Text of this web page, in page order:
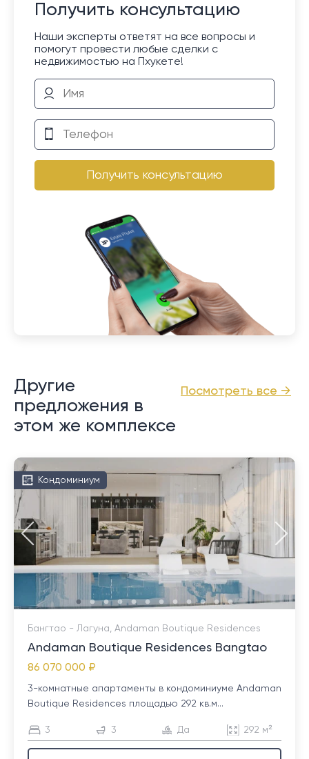
Получить консультацию
Наши эксперты ответят на все вопросы и
помогут провести любые сделки с
недвижимостью на Пхукете!
Получить консультацию
Посмотреть все →
Другие
предложения в
этом же комплексе
Кондоминиум
Бангтао - Лагуна, Andaman Boutique Residences
Andaman Boutique Residences Bangtao
86 070 000 ₽
3-комнатные апартаменты в кондоминиуме Andaman
Boutique Residences площадью 292 кв.м...
3 3 Да 292 м²